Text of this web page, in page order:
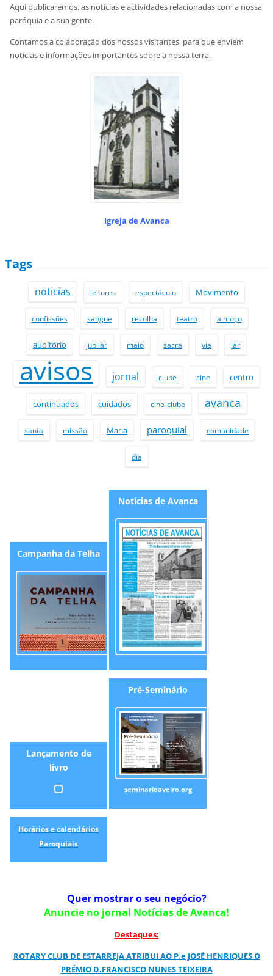
Aqui publicaremos, as notícias e actividades relacionadas com a nossa
paróquia e a sua gente.
Contamos a colaboração dos nossos visitantes, para que enviem
notícias e informações importantes sobre a nossa terra.
Igreja de Avanca
Tags
noticias leitores espectáculo Movimento
confissões sangue recolha teatro almoço
auditório jubilar maio sacra via lar
avisos jornal clube cine centro
continuados cuidados cine-clube avanca
santa missão Maria paroquial comunidade
dia
Campanha da Telha
Notícias de Avanca
Lançamento de
livro
Pré-Seminário
seminarioaveiro.org
Horários e calendários
Paroquiais
Quer mostrar o seu negócio?
Anuncie no jornal Notícias de Avanca!
Destaques:
ROTARY CLUB DE ESTARREJA ATRIBUI AO P.e JOSÉ HENRIQUES O
PRÉMIO D.FRANCISCO NUNES TEIXEIRA